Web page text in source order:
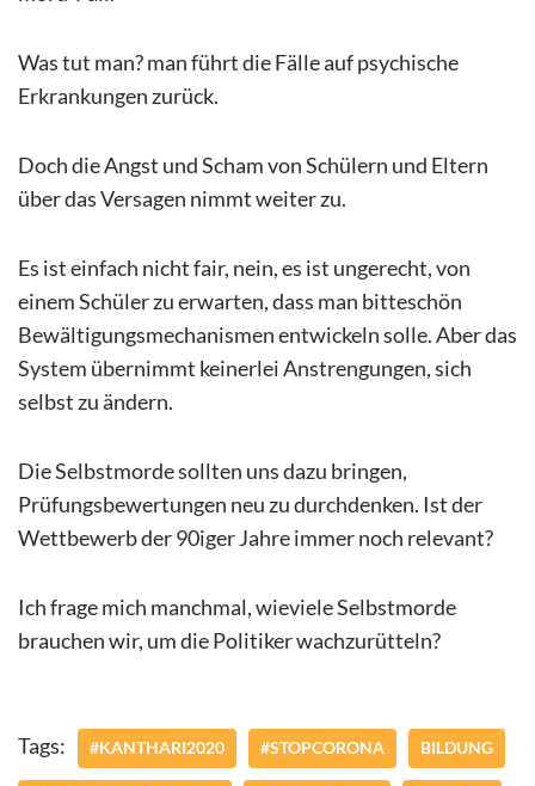
Was tut man? man führt die Fälle auf psychische
Erkrankungen zurück.
Doch die Angst und Scham von Schülern und Eltern
über das Versagen nimmt weiter zu.
Es ist einfach nicht fair, nein, es ist ungerecht, von
einem Schüler zu erwarten, dass man bitteschön
Bewältigungsmechanismen entwickeln solle. Aber das
System übernimmt keinerlei Anstrengungen, sich
selbst zu ändern.
Die Selbstmorde sollten uns dazu bringen,
Prüfungsbewertungen neu zu durchdenken. Ist der
Wettbewerb der 90iger Jahre immer noch relevant?
Ich frage mich manchmal, wieviele Selbstmorde
brauchen wir, um die Politiker wachzurütteln?
Tags: #KANTHARI2020 #STOPCORONA BILDUNG